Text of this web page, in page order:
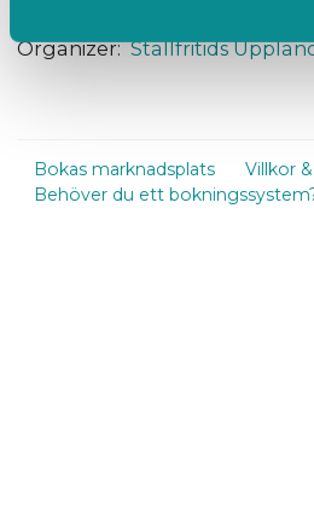
Organizer: Stallfritids
Bokas marknadsplats
Villkor
Behöver du ett